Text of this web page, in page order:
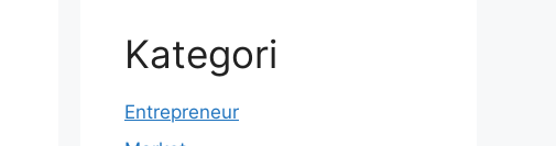
Kategori
Entrepreneur